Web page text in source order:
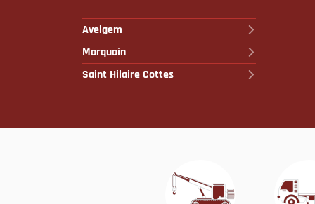
Avelgem
Marquain
Saint Hilaire Cottes